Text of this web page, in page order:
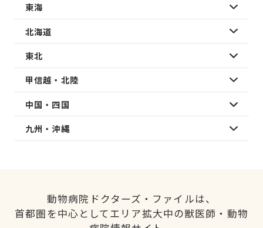
東海
北海道
東北
甲信越・北陸
中国・四国
九州・沖縄
動物病院ドクターズ・ファイルは、
首都圏を中心としてエリア拡大中の獣医師・動物